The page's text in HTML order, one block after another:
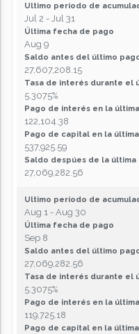
Ultimo período de
Jul 2 - Jul 31
Última fecha de pago
Aug 9
Saldo antes del último
27,607,208.15
Tasa de interés durante el
5.3075%
Pago de interés en la
122,104.38
Pago de capital en la
537,925.59
Saldo despúes de la
27,069,282.56
Ultimo período de
Aug 1 - Aug 30
Última fecha de pago
Sep 8
Saldo antes del último
27,069,282.56
Tasa de interés durante el
5.3075%
Pago de interés en la
119,725.18
Pago de capital en la